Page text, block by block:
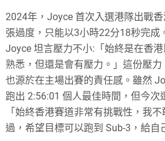
2024年，Joyce 首次入選港隊出戰
張過度，只能以3小時22分18秒完成
Joyce 坦言壓力不小:「始終是在香
熟悉，但還是會有壓力。」這份壓力
也源於在主場出賽的責任感。雖然
跑出 2:56:01 個人最佳時間，但今次
「始終香港賽道非常有挑戰性，我
過，希望目標可以跑到 Sub-3，給自